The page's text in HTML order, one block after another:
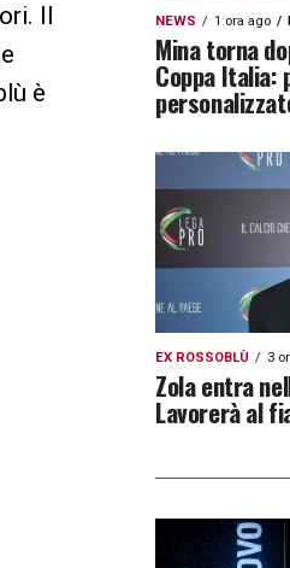
Il
è
NEWS 1 ora ago
Mina torna
Coppa Italia:
EX ROSSOBLÙ 3
Zola entra
Lavorerà al